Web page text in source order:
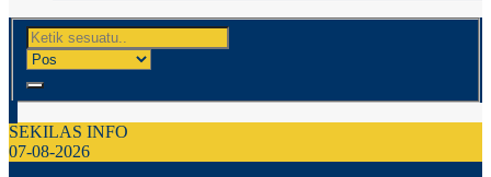
SEKILAS INFO
07-08-2026